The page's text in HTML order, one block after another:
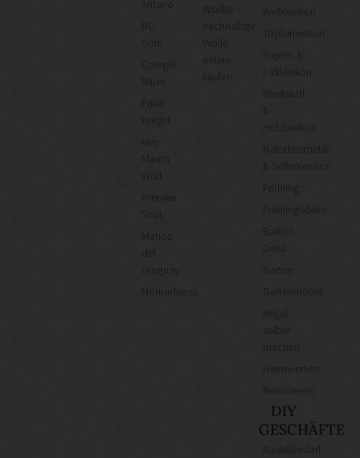
Cowgirl
Knight
Mama
Wolf
Kremke
Manos
Uruguay
Nomadnoss
Wollke –
nachhaltige
kaufen
Weblexikon
Töpferlexikon
Papier- &
Faltlexikon
Werkstatt-
&
Holzlexikon
Naturkosmetik-
& Seifenlexikon
Frühling
Frühlingsdeko
Deko
Garten
Gartenmöbel
Regal
Heimwerken
DIY
GESCHÄFTE
Bastelbedarf